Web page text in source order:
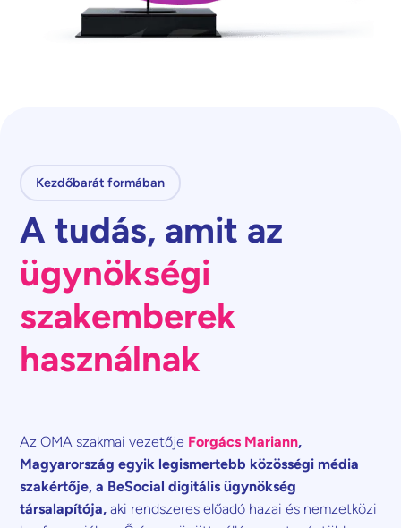
Kezdőbarát formában
A tudás, amit az
ügynökségi
szakemberek
használnak
Az OMA szakmai vezetője Forgács Mariann,
Magyarország egyik legismertebb közösségi média
szakértője, a BeSocial digitális ügynökség
társalapítója,aki rendszeres előadó hazai és nemzetközi